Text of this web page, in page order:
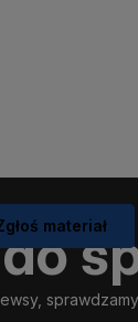
do
materiał